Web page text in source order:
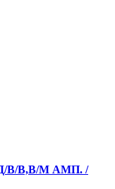
В/В,В/М АМП. /